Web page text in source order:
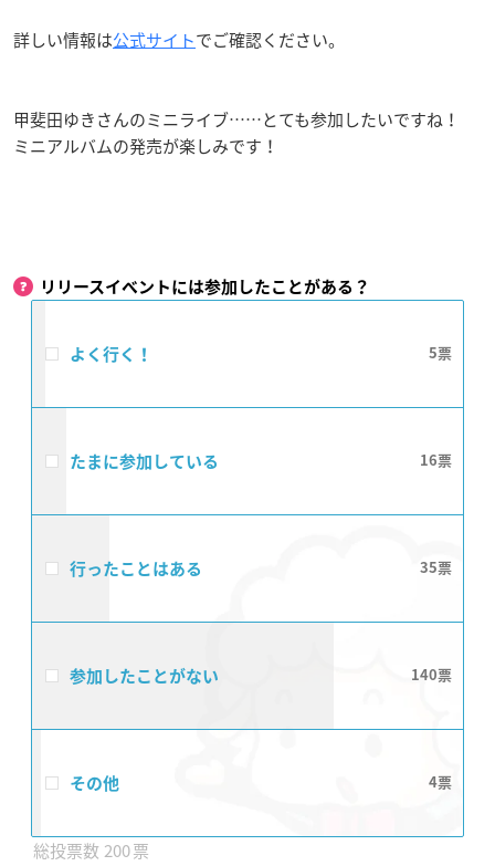
詳しい情報は公式サイトでご確認ください。
甲斐田ゆきさんのミニライブ……とても参加したいですね！
ミニアルバムの発売が楽しみです！
リリースイベントには参加したことがある？
よく行く！ 5
たまに参加している 16
行ったことはある 35
参加したことがない 140
その他 4
200